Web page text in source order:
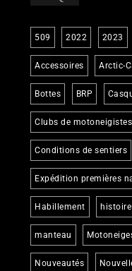
509 2022 2023
Accessoires Arctic-
Bottes BRP
Clubs de motoneigistes
Conditions de sentiers
Expédition premières
Habillement histoire
manteau
Nouveautés